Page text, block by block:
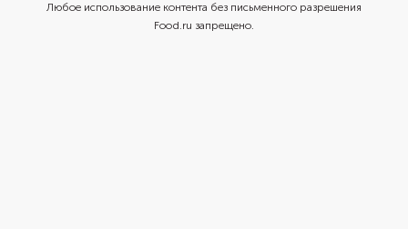
Любое использование контента без письменного разрешения
Food.ru запрещено.